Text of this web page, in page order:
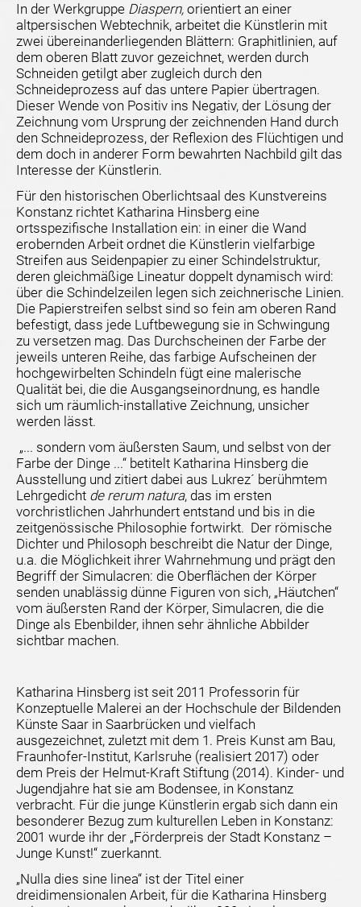
In der Werkgruppe Diaspern, orientiert an einer
altpersischen Webtechnik, arbeitet die Künstlerin mit
zwei übereinanderliegenden Blättern: Graphitlinien, auf
dem oberen Blatt zuvor gezeichnet, werden durch
Schneiden getilgt aber zugleich durch den
Schneideprozess auf das untere Papier übertragen.
Dieser Wende von Positiv ins Negativ, der Lösung der
Zeichnung vom Ursprung der zeichnenden Hand durch
den Schneideprozess, der Reflexion des Flüchtigen und
dem doch in anderer Form bewahrten Nachbild gilt das
Interesse der Künstlerin.
Für den historischen Oberlichtsaal des Kunstvereins
Konstanz richtet Katharina Hinsberg eine
ortsspezifische Installation ein: in einer die Wand
erobernden Arbeit ordnet die Künstlerin vielfarbige
Streifen aus Seidenpapier zu einer Schindelstruktur,
deren gleichmäßige Lineatur doppelt dynamisch wird:
über die Schindelzeilen legen sich zeichnerische Linien.
Die Papierstreifen selbst sind so fein am oberen Rand
befestigt, dass jede Luftbewegung sie in Schwingung
zu versetzen mag. Das Durchscheinen der Farbe der
jeweils unteren Reihe, das farbige Aufscheinen der
hochgewirbelten Schindeln fügt eine malerische
Qualität bei, die die Ausgangseinordnung, es handle
sich um räumlich-installative Zeichnung, unsicher
werden lässt.
„... sondern vom äußersten Saum, und selbst von der
Farbe der Dinge­­­­ ...“ betitelt Katharina Hinsberg die
Ausstellung und zitiert dabei aus Lukrez´ berühmtem
Lehrgedicht de rerum natura, das im ersten
vorchristlichen Jahrhundert entstand und bis in die
zeitgenössische Philosophie fortwirkt. Der römische
Dichter und Philosoph beschreibt die Natur der Dinge,
u.a. die Möglichkeit ihrer Wahrnehmung und prägt den
Begriff der Simulacren: die Oberflächen der Körper
senden unablässig dünne Figuren von sich, „Häutchen“
vom äußersten Rand der Körper, Simulacren, die die
Dinge als Ebenbilder, ihnen sehr ähnliche Abbilder
sichtbar machen.
Katharina Hinsberg ist seit 2011 Professorin für
Konzeptuelle Malerei an der Hochschule der Bildenden
Künste Saar in Saarbrücken und vielfach
ausgezeichnet, zuletzt mit dem 1. Preis Kunst am Bau,
Fraunhofer-Institut, Karlsruhe (realisiert 2017) oder
dem Preis der Helmut-Kraft Stiftung (2014). Kinder- und
Jugendjahre hat sie am Bodensee, in Konstanz
verbracht. Für die junge Künstlerin ergab sich dann ein
besonderer Bezug zum kulturellen Leben in Konstanz:
2001 wurde ihr der „Förderpreis der Stadt Konstanz –
Junge Kunst!“ zuerkannt.
„Nulla dies sine linea“ ist der Titel einer
dreidimensionalen Arbeit, für die Katharina Hinsberg